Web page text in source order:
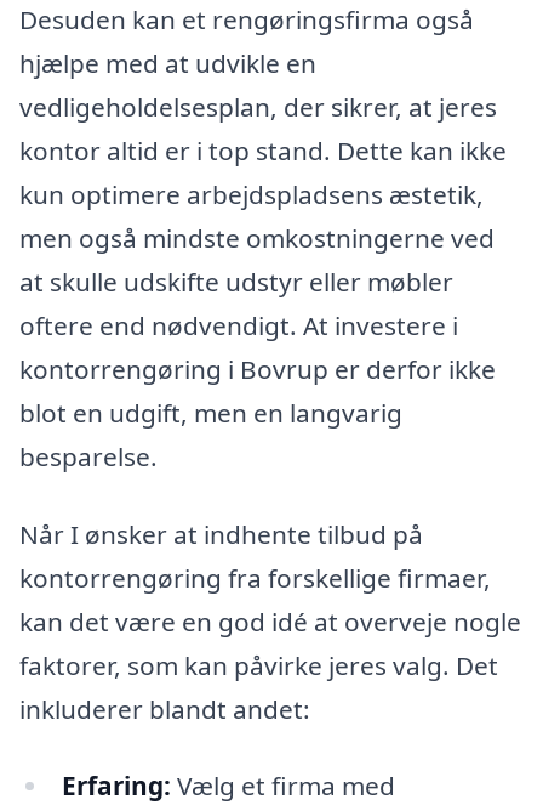
Desuden kan et rengøringsfirma også
hjælpe med at udvikle en
vedligeholdelsesplan, der sikrer, at jeres
kontor altid er i top stand. Dette kan ikke
kun optimere arbejdspladsens æstetik,
men også mindste omkostningerne ved
at skulle udskifte udstyr eller møbler
oftere end nødvendigt. At investere i
kontorrengøring i Bovrup er derfor ikke
blot en udgift, men en langvarig
besparelse.
Når I ønsker at indhente tilbud på
kontorrengøring fra forskellige firmaer,
kan det være en god idé at overveje nogle
faktorer, som kan påvirke jeres valg. Det
inkluderer blandt andet:
Erfaring: Vælg et firma med